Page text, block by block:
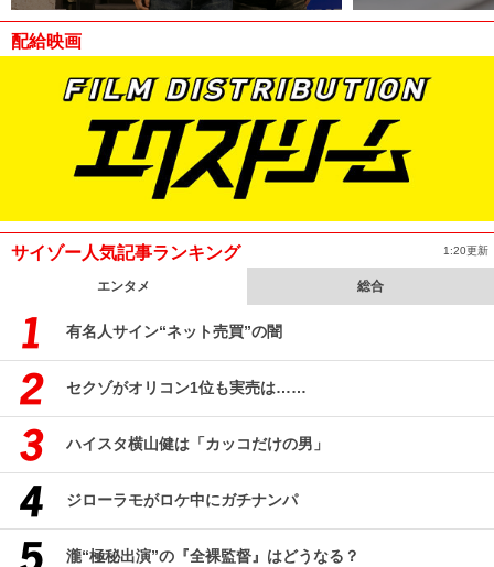
配給映画
サイゾー人気記事ランキング 1:20更新
エンタメ 総合
有名人サイン“ネット売買”の闇
セクゾがオリコン1位も実売は……
ハイスタ横山健は「カッコだけの男」
ジローラモがロケ中にガチナンパ
瀧“極秘出演”の『全裸監督』はどうなる？